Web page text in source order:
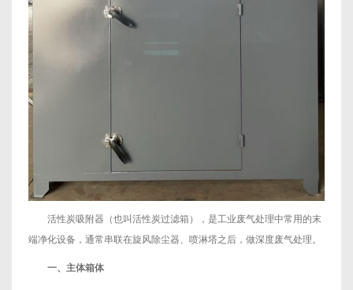
活性炭吸附器（也叫活性炭过滤箱），是工业废气处理中常用的末
端净化设备，通常串联在旋风除尘器、喷淋塔之后，做深度废气处理。
一、主体箱体